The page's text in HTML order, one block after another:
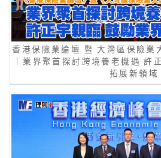
香港保險業論壇 暨 大灣區保險業
｜業界聚首探討跨境養老機遇 許
拓展新領域